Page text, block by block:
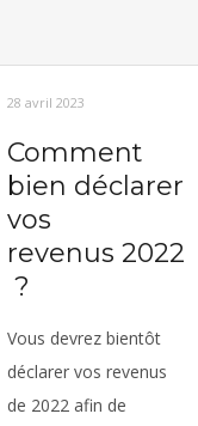
28 avril 2023
Comment
bien déclarer
vos
revenus 2022
?
Vous devrez bientôt
déclarer vos revenus
de 2022 afin de